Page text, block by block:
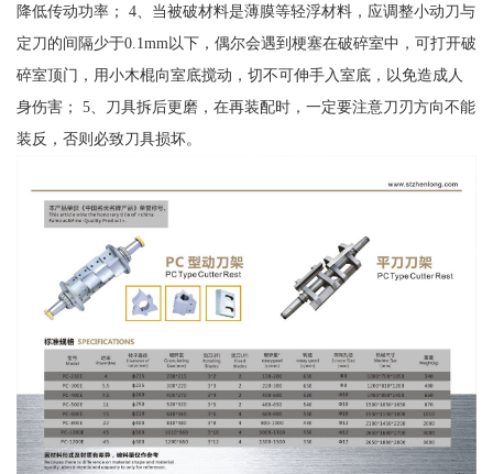
降低传动功率； 4、当被破材料是薄膜等轻浮材料，应调整小动刀与
定刀的间隔少于0.1mm以下，偶尔会遇到梗塞在破碎室中，可打开破
碎室顶门，用小木棍向室底搅动，切不可伸手入室底，以免造成人
身伤害； 5、刀具拆后更磨，在再装配时，一定要注意刀刃方向不能
装反，否则必致刀具损坏。